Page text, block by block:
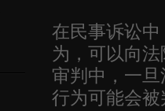
在民事诉讼
为，可以向
审判中，一
行为可能会